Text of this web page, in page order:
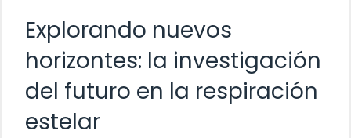
Explorando nuevos
horizontes: la investigación
del futuro en la respiración
estelar